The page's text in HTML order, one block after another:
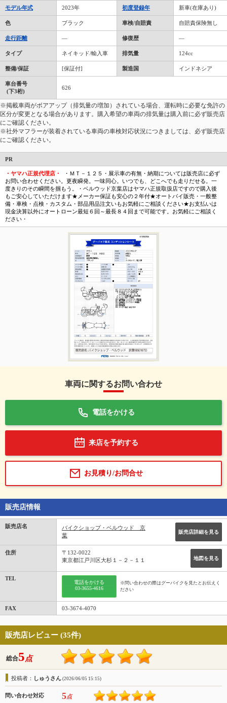
モデル年式 2023年 初度登録年 新車(在庫あり)
色 ブラック 車検/自賠責 自賠責保険無し
走行距離 ― 修復歴 ―
タイプ ネイキッド/輸入車 排気量 124cc
整備/保証 [保証付] 製造国 インドネシア
車台番号
(下3桁)
626
※掲載車両がボアアップ（排気量の増加）されている場合、運転時に必要な免許の
区分が変更となる場合があります。購入希望の車両の排気量は購入前に必ず販売店
にご確認ください。
※社外マフラーが装着されている車両の車検対応状況につきましては、必ず販売店
にご確認ください。
PR
・ヤマハ正規代理店・
・ＭＴ－１２５・展示車の有無・納期については販売店に必ず
お問い合わせください。更夜瞬発。一味同心。いつでも、どこへでも走りだせる。一
度きりのその瞬間を掴もう。・ベルウッド京葉店はヤマハ正規取扱店ですので購入後
もご安心していただけます★メーカー保証も安心の２年付★オートバイ販売・一般整
備・車検・点検・カスタム・部品用品注文いもお気軽にご相談ください★お支払いは
現金決算以外にオートローン最短６回～最長８４回まで可能です。お気軽にご相談く
ださい・
車両に関するお問い合わせ
電話をかける
来店を予約する
お見積り/お問合せ
販売店情報
販売店名
バイクショップ・ベルウッド 京
葉
販売店詳細を見る
住所
地図を見る
〒132-0022
東京都江戸川区大杉１－２－１１
TEL
電話をかける
03-3655-4616
※問い合わせの際はグーバイクを見たとお伝えく
ださい
FAX 03-3674-4070
販売店レビュー (35件)
総合5点
投稿者： しゅうさん (2026/06/05 15:15)
問い合わせ対応 5点